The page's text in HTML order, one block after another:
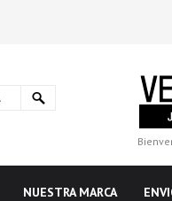
NUESTRA MARCA